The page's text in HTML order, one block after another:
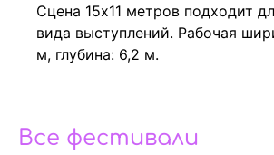
Сцена 15х11 метров подходит
вида выступлений. Рабочая
м, глубина: 6,2 м.
Все фестивали